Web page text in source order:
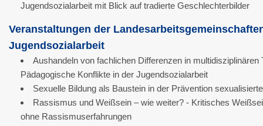
Jugendsozialarbeit mit Blick auf tradierte Geschlechterbilder
Veranstaltungen der
Jugendsozialarbeit
Aushandeln von fachlichen Differenzen in multidisziplinären
Pädagogische Konflikte in der Jugendsozialarbeit
Sexuelle Bildung als Baustein in der Prävention
Rassismus und Weißsein – wie weiter? - Kritisches
ohne Rassismuserfahrungen